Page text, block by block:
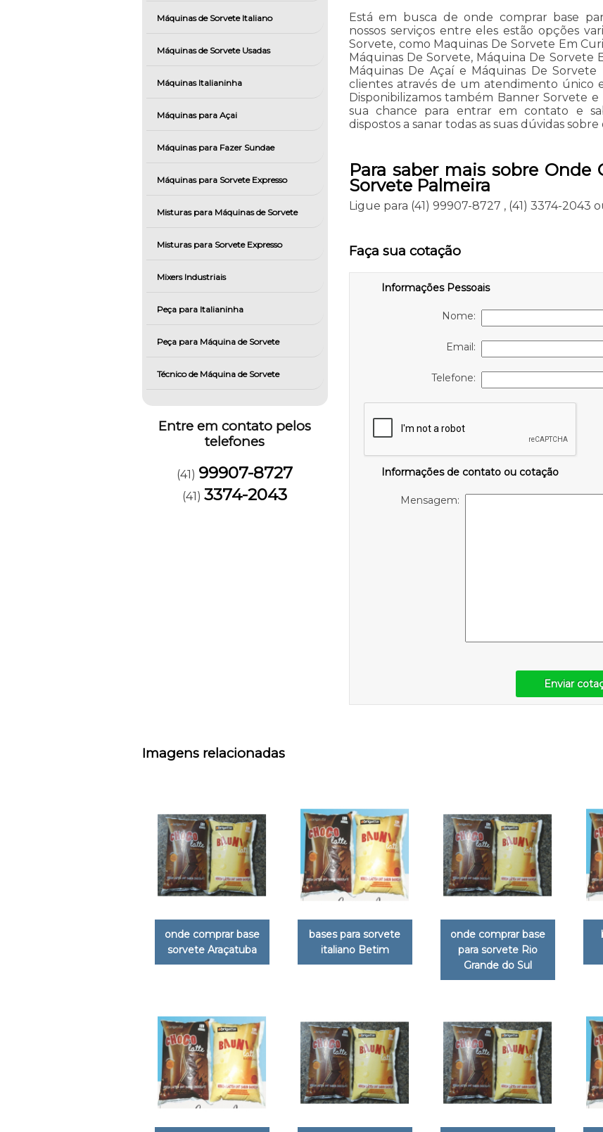
Máquinas de Sorvete Italiano
Máquinas de Sorvete Usadas
Máquinas Italianinha
Máquinas para Açai
Máquinas para Fazer Sundae
Máquinas para Sorvete Expresso
Misturas para Máquinas de Sorvete
Misturas para Sorvete Expresso
Mixers Industriais
Peça para Italianinha
Peça para Máquina de Sorvete
Técnico de Máquina de Sorvete
Entre em contato pelos
telefones
(41) 99907-8727
(41)3374-2043
Está em busca de onde comprar base
nossos serviços entre eles estão opções
Sorvete, como Maquinas De Sorvete Em
Máquinas De Sorvete, Máquina De Sorvete
Máquinas De Açaí e Máquinas De Sorvete
clientes através de um atendimento único
Disponibilizamos também Banner Sorvete
sua chance para entrar em contato e
dispostos a sanar todas as suas dúvidas
Para saber mais sobre Onde
Sorvete Palmeira
Ligue para (41) 99907-8727 , (41) 3374-2043
Faça sua cotação
Informações Pessoais
Nome:
Email:
Telefone:
Informações de contato ou cotação
Mensagem:
Enviar
Imagens relacionadas
onde comprar base
sorvete Araçatuba
bases para sorvete
italiano Betim
onde comprar base
para sorvete Rio
Grande do Sul